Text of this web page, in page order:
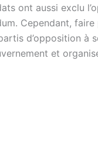
ont aussi exclu
Cependant,
d’opposition à
et